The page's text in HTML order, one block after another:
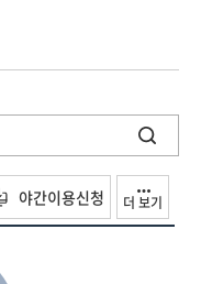
야간이용신청 더 보기